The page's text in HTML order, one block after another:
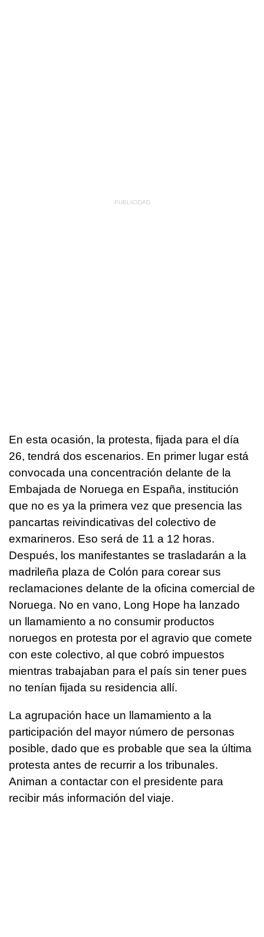
En esta ocasión, la protesta, fijada para el día
26, tendrá dos escenarios. En primer lugar está
convocada una concentración delante de la
Embajada de Noruega en España, institución
que no es ya la primera vez que presencia las
pancartas reivindicativas del colectivo de
exmarineros. Eso será de 11 a 12 horas.
Después, los manifestantes se trasladarán a la
madrileña plaza de Colón para corear sus
reclamaciones delante de la oficina comercial de
Noruega. No en vano, Long Hope ha lanzado
un llamamiento a no consumir productos
noruegos en protesta por el agravio que comete
con este colectivo, al que cobró impuestos
mientras trabajaban para el país sin tener pues
no tenían fijada su residencia allí.
La agrupación hace un llamamiento a la
participación del mayor número de personas
posible, dado que es probable que sea la última
protesta antes de recurrir a los tribunales.
Animan a contactar con el presidente para
recibir más información del viaje.